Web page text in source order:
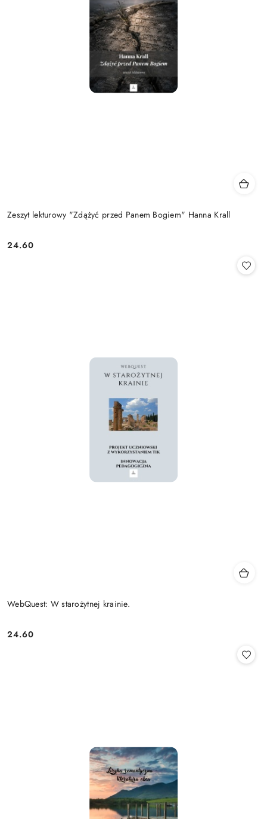
Zeszyt lekturowy "Zdążyć przed Panem Bogiem" Hanna Krall
Cena:
24.60
WebQuest: W starożytnej krainie.
Cena:
24.60